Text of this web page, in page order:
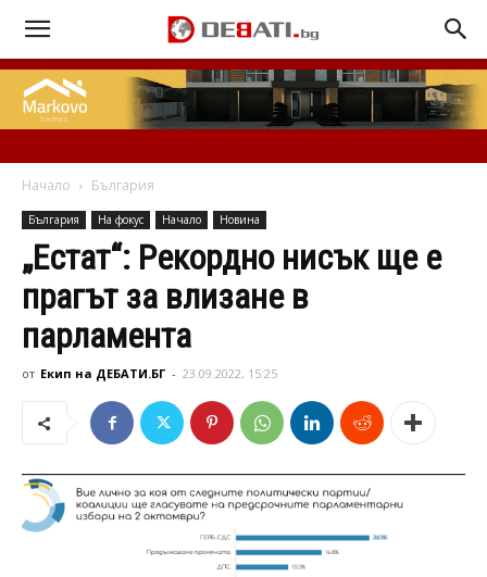
Начало България
България На фокус Начало Новина
„Естат“: Рекордно нисък ще е
прагът за влизане в
парламента
от Екип на ДЕБАТИ.БГ - 23.09.2022, 15:25